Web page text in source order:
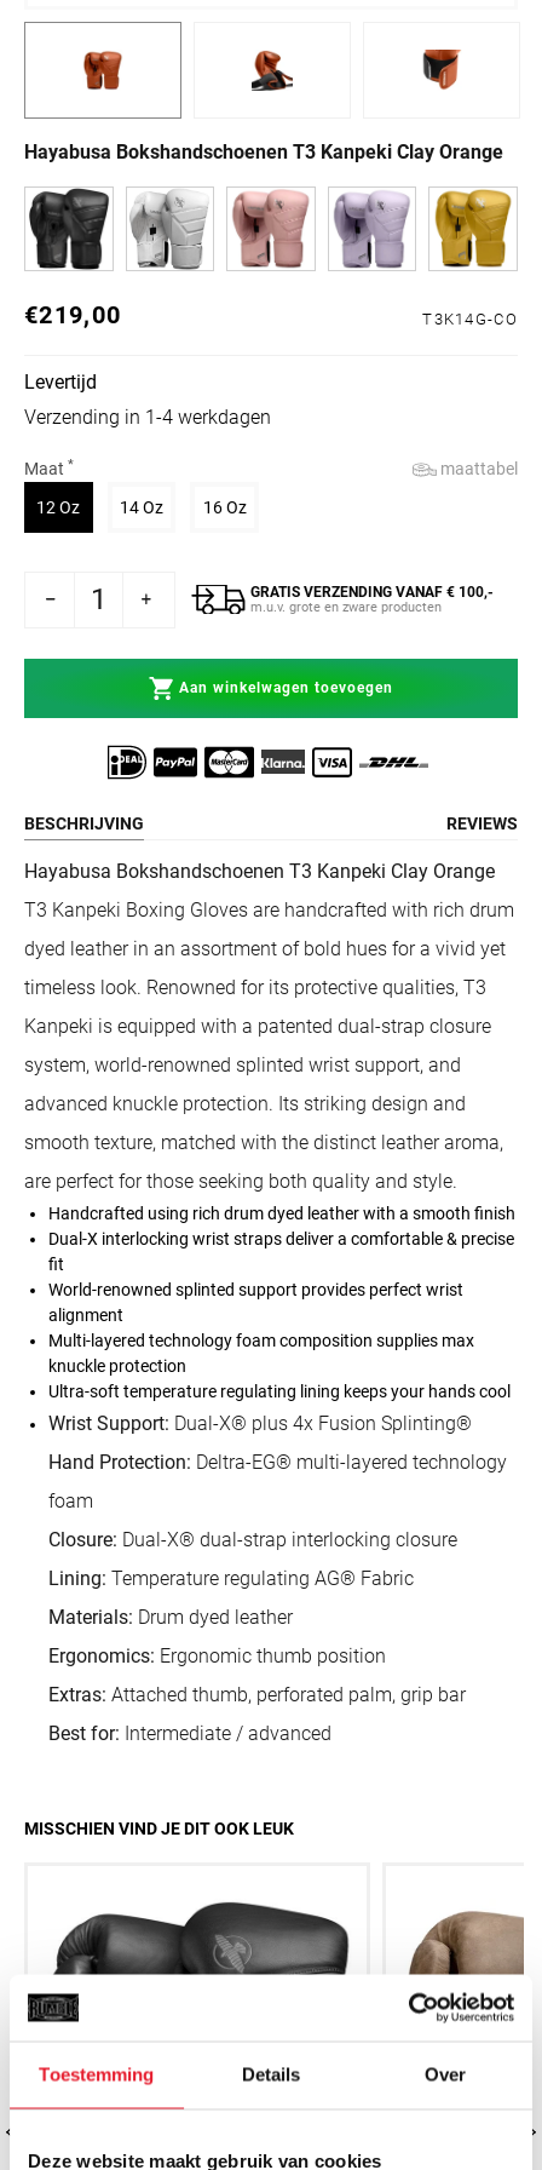
Toestemming Details Over
Deze website maakt gebruik van cookies
Hayabusa Bokshandschoenen T3 Kanpeki Clay Orange
Normale prijs
€219,00 T3K14G-CO
Levertijd
Verzending in 1-4 werkdagen
Maat *
maattabel
12 OzVariant uitverkocht of niet beschikbaar
14 OzVariant uitverkocht of niet beschikbaar
16 OzVariant uitverkocht of niet beschikbaar
Aantal verlagen voor Hayabusa Bokshandschoenen T3 Kanpeki Clay OrangeAantal verhogen voor Hayabusa Bokshandschoenen T3 Kanpeki Clay Orange
GRATIS VERZENDING VANAF € 100,-
m.u.v. grote en zware producten
Aan winkelwagen toevoegen
BESCHRIJVING REVIEWS
Hayabusa Bokshandschoenen T3 Kanpeki Clay Orange
T3 Kanpeki Boxing Gloves are handcrafted with rich drum
dyed leather in an assortment of bold hues for a vivid yet
timeless look. Renowned for its protective qualities, T3
Kanpeki is equipped with a patented dual-strap closure
system, world-renowned splinted wrist support, and
advanced knuckle protection. Its striking design and
smooth texture, matched with the distinct leather aroma,
are perfect for those seeking both quality and style.
Handcrafted using rich drum dyed leather with a smooth finish
Dual-X interlocking wrist straps deliver a comfortable & precise
fit
World-renowned splinted support provides perfect wrist
alignment
Multi-layered technology foam composition supplies max
knuckle protection
Ultra-soft temperature regulating lining keeps your hands cool
Wrist Support: Dual-X® plus 4x Fusion Splinting®
Hand Protection: Deltra-EG® multi-layered technology
foam
Closure: Dual-X® dual-strap interlocking closure
Lining: Temperature regulating AG® Fabric
Materials: Drum dyed leather
Ergonomics: Ergonomic thumb position
Extras: Attached thumb, perforated palm, grip bar
Best for: Intermediate / advanced
MISSCHIEN VIND JE DIT OOK LEUK